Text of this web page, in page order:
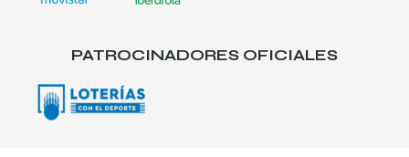
PATROCINADORES OFICIALES